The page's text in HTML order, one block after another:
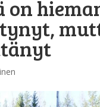
on